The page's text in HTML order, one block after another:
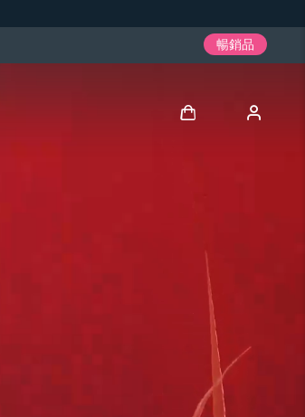
暢銷品
我的訂單
我的地址
我的訂閱